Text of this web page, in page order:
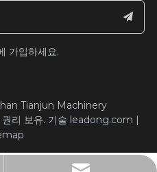
가입하세요.
Tianjun Machinery
리 보유.​​​​​​​ 기술 leadong.com |